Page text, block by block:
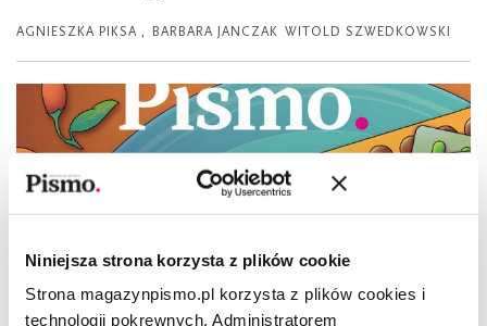
Niniejsza strona korzysta z plików cookie
Strona magazynpismo.pl korzysta z plików cookies i
technologii pokrewnych. Administratorem
AGNIESZKA PIKSA BARBARA JANCZAK WITOLD SZWEDKOWSKI